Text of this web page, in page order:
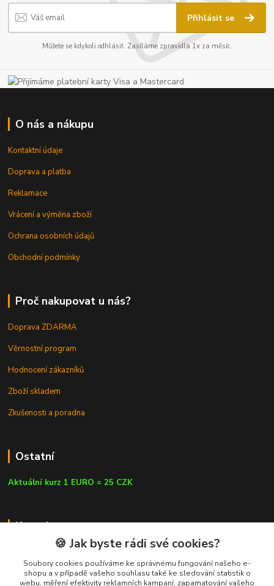
Přihlásit se
Můžete se kdykoli odhlásit. Zasíláme zpravidla 1x za měsíc.
O nás a nákupu
Kontaktní údaje
Doprava a platba
Reklamace
Vrácení a výměna zboží
Ochrana osobních údajů
Obchodní podmínky
Proč nakupovat u nás?
Doprava ZDARMA
Věrnostní program
Hodnocení zákazníků
Zboží skladem
Zkušenosti a poradna
Ostatní
Aktuální kurz 1 EURO = 25 CZK
Kontakty
🍪 Jak byste rádi své cookies?
Soubory cookies používáme ke správnému fungování našeho e-
shopu a v případě vašeho souhlasu také ke sledování statistik o
webu, měření efektivity reklamních kampaní, zapamatování vašeho